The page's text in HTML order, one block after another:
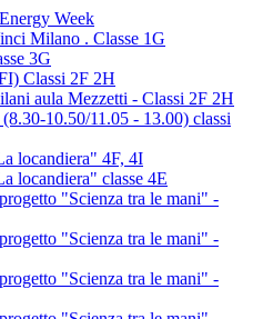
Week
Milano . Classe 1G
3G
Classi 2F 2H
aula Mezzetti - Classi 2F 2H
10.50/11.05 - 13.00) classi
locandiera" 4F, 4I
locandiera" classe 4E
"Scienza tra le mani" -
"Scienza tra le mani" -
"Scienza tra le mani" -